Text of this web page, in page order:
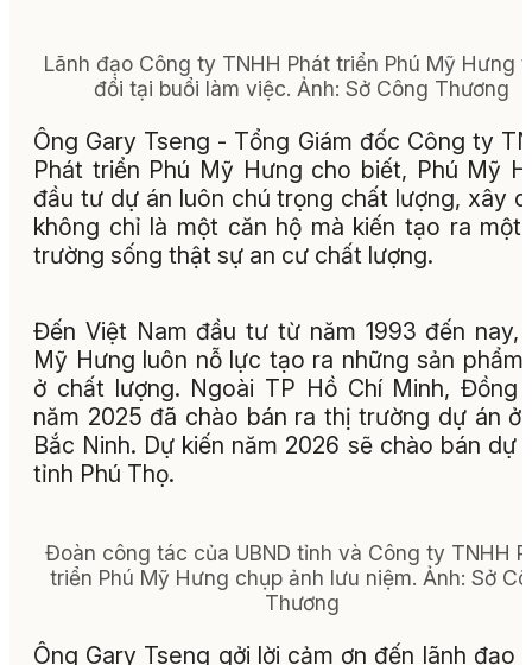
Lãnh đạo Công ty TNHH Phát triển Phú Mỹ Hưng
đổi tại buổi làm việc. Ảnh: Sở Công Thương
Ông Gary Tseng - Tổng Giám đốc Công ty
Phát triển Phú Mỹ Hưng cho biết, Phú Mỹ
đầu tư dự án luôn chú trọng chất lượng, xây
không chỉ là một căn hộ mà kiến tạo ra một
trường sống thật sự an cư chất lượng.
Đến Việt Nam đầu tư từ năm 1993 đến nay,
Mỹ Hưng luôn nỗ lực tạo ra những sản phẩm
ở chất lượng. Ngoài TP Hồ Chí Minh, Đồng
năm 2025 đã chào bán ra thị trường dự án ở
Bắc Ninh. Dự kiến năm 2026 sẽ chào bán dự
tỉnh Phú Thọ.
Đoàn công tác của UBND tỉnh và Công ty TNHH
triển Phú Mỹ Hưng chụp ảnh lưu niệm. Ảnh: Sở
Thương
Ông Gary Tseng gởi lời cảm ơn đến lãnh đạo